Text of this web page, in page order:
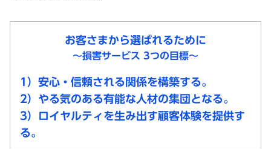
お客さまから選ばれるために
〜損害サービス 3つの目標〜
1）安心・信頼される関係を構築する。
2）やる気のある有能な人材の集団となる。
3）ロイヤルティを生み出す顧客体験を提供す
る。